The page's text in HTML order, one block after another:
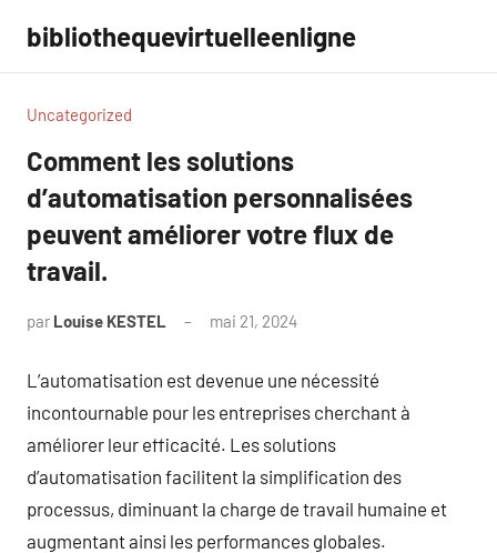
contenu
bibliothequevirtuelleenligne
Uncategorized
Comment les solutions
d’automatisation personnalisées
peuvent améliorer votre flux de
travail.
par Louise KESTEL mai 21, 2024
L’automatisation est devenue une nécessité
incontournable pour les entreprises cherchant à
améliorer leur efficacité. Les solutions
d’automatisation facilitent la simplification des
processus, diminuant la charge de travail humaine et
augmentant ainsi les performances globales.